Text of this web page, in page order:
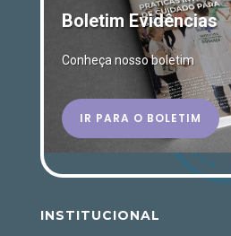
Boletim Evidências
Conheça nosso boletim
IR PARA O BOLETIM
INSTITUCIONAL